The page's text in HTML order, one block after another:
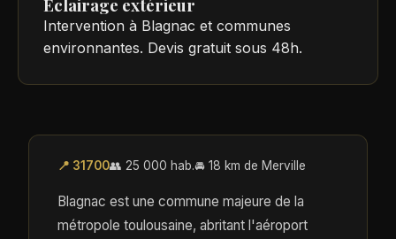
Éclairage extérieur
Intervention à Blagnac et communes
environnantes. Devis gratuit sous 48h.
📍 31700👥 25 000 hab.🚘 18 km de Merville
Blagnac est une commune majeure de la
métropole toulousaine, abritant l'aéroport